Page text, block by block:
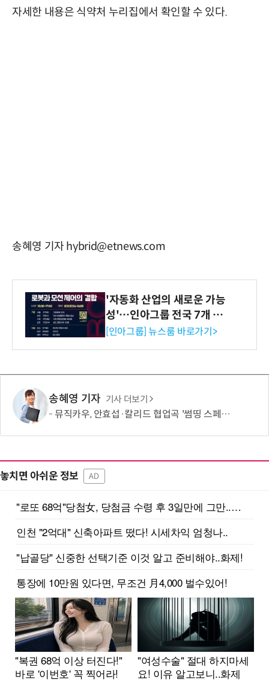
자세한 내용은 식약처 누리집에서 확인할 수 있다.
송혜영 기자 hybrid@etnews.com
'자동화 산업의 새로운 가능
성'…인아그룹 전국 7개 도
시 세미나 페어 개최
[인아그룹] 뉴스룸 바로가기>
송혜영 기자 기사 더보기
뮤직카우, 안효섭·칼리드 협업곡 '썸띵 스페셜' 뮤직비디오 공개
놓치면 아쉬운 정보 AD